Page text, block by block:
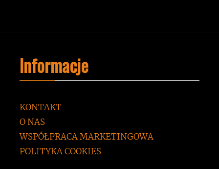
Informacje
KONTAKT
O NAS
WSPÓŁPRACA MARKETINGOWA
POLITYKA COOKIES